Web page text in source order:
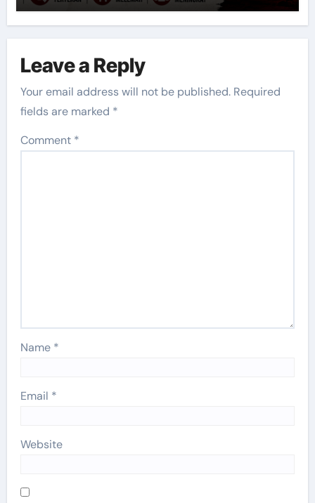
Leave a Reply
Your email address will not be published. Required
fields are marked *
Comment *
Name *
Email *
Website